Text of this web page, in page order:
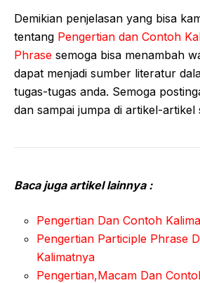
Demikian penjelasan yang bisa
tentang Pengertian dan Contoh
Phrase semoga bisa menambah
dapat menjadi sumber literatur
tugas-tugas anda. Semoga
dan sampai jumpa di artikel-artikel
Baca juga artikel lainnya :
Pengertian Dan Contoh
Pengertian Participle Phrase
Kalimatnya
Pengertian,Macam Dan